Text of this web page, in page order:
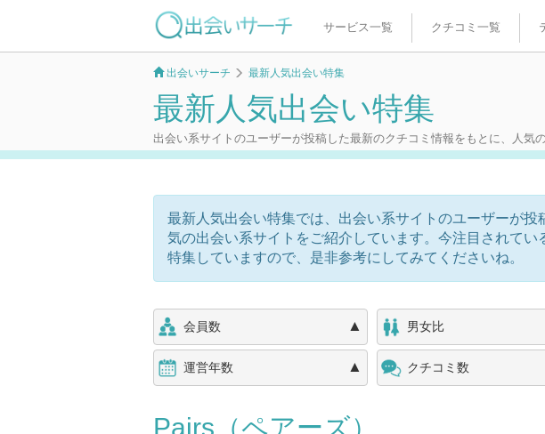
サービス一覧 クチコミ一覧
出会いサーチ 最新人気出会い特集
最新人気出会い特集
出会い系サイトのユーザーが投稿した最新のクチコミ情報をもとに、人気
最新人気出会い特集では、出会い系サイトのユーザーが投
気の出会い系サイトをご紹介しています。今注目されて
特集していますので、是非参考にしてみてくださいね。
会員数 ▲ 男女比
運営年数 ▲ クチコミ数
Pairs（ペアーズ）